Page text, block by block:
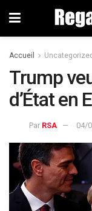
Accueil Uncategorized
Trump
d’État en
Par RSA 04/